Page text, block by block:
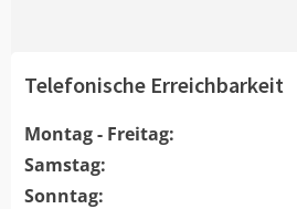
Telefonische Erreichbarkeit
Montag - Freitag:
Samstag:
Sonntag: